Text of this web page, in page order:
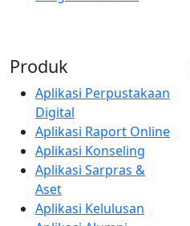
Produk
Aplikasi Perpustakaan
Digital
Aplikasi Raport Online
Aplikasi Konseling
Aplikasi Sarpras &
Aset
Aplikasi Kelulusan